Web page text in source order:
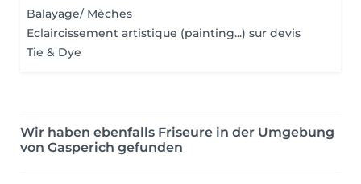
Balayage/ Mèches
Eclaircissement artistique (painting...) sur devis
Tie & Dye
Wir haben ebenfalls Friseure in der Umgebung
von Gasperich gefunden